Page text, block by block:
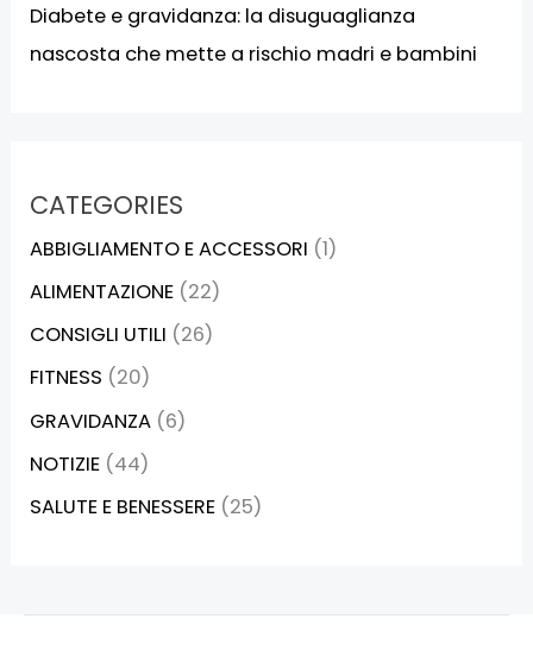
Diabete e gravidanza: la disuguaglianza
nascosta che mette a rischio madri e bambini
CATEGORIES
ABBIGLIAMENTO E ACCESSORI (1)
ALIMENTAZIONE (22)
CONSIGLI UTILI (26)
FITNESS (20)
GRAVIDANZA (6)
NOTIZIE (44)
SALUTE E BENESSERE (25)